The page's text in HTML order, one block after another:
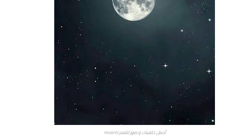
أجمل خلفيات و صور للقمر moonV